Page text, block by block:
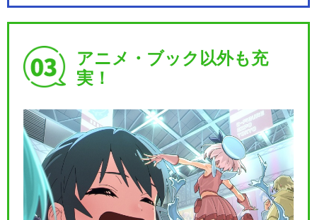
アニメ・ブック以外も充
実！